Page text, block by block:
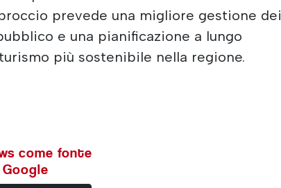
prevede una migliore gestione dei
e una pianificazione a lungo
più sostenibile nella regione.
come fonte